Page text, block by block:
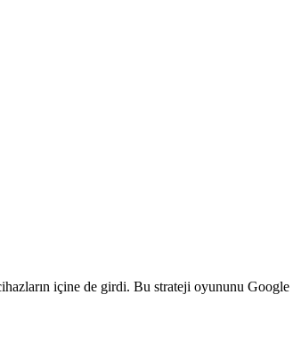
içine de girdi. Bu strateji oyununu